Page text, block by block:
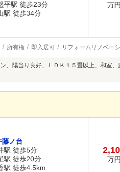
平駅 徒歩23分
駅 徒歩34分
万円
所有権 即入居可 リフォームリノベー
、陽当り良好、ＬＤＫ１５畳以上、和室
藤ノ台
駅 徒歩5分
駅 徒歩20分
駅 徒歩4.5km
万円